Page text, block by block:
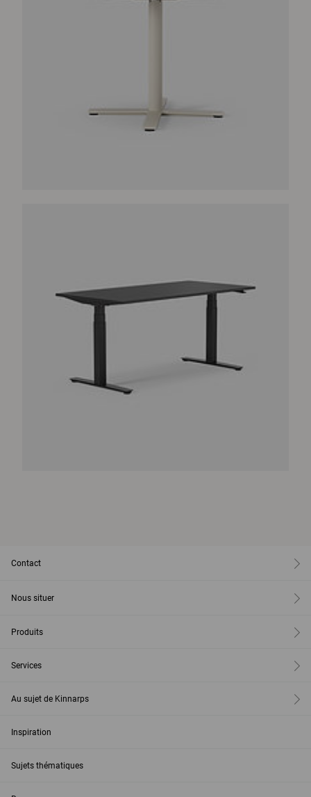
Contact
Nous situer
Produits
Services
Au sujet de Kinnarps
Inspiration
Sujets thématiques